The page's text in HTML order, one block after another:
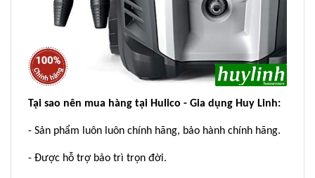
Tại sao nên mua hàng tại Hulico - Gia dụng Huy Linh:
- Sản phẩm luôn luôn chính hãng, bảo hành chính hãng.
- Được hỗ trợ bảo trì trọn đời.